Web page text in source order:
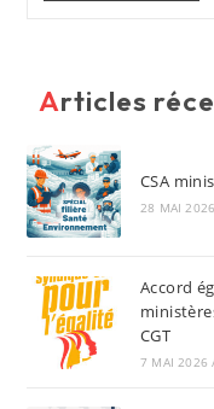
La
Articles
CSA
28 MAI 2026
Accord
CGT
7 MAI 2026